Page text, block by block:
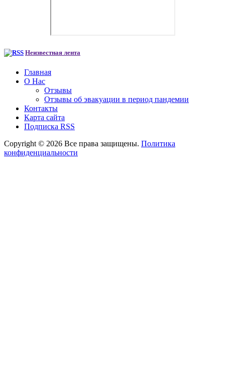
Неизвестная лента
Главная
О Нас
Отзывы
Отзывы об эвакуации в период пандемии
Контакты
Карта сайта
Подписка RSS
Copyright © 2026 Все права защищены. Политика
конфиденциальности